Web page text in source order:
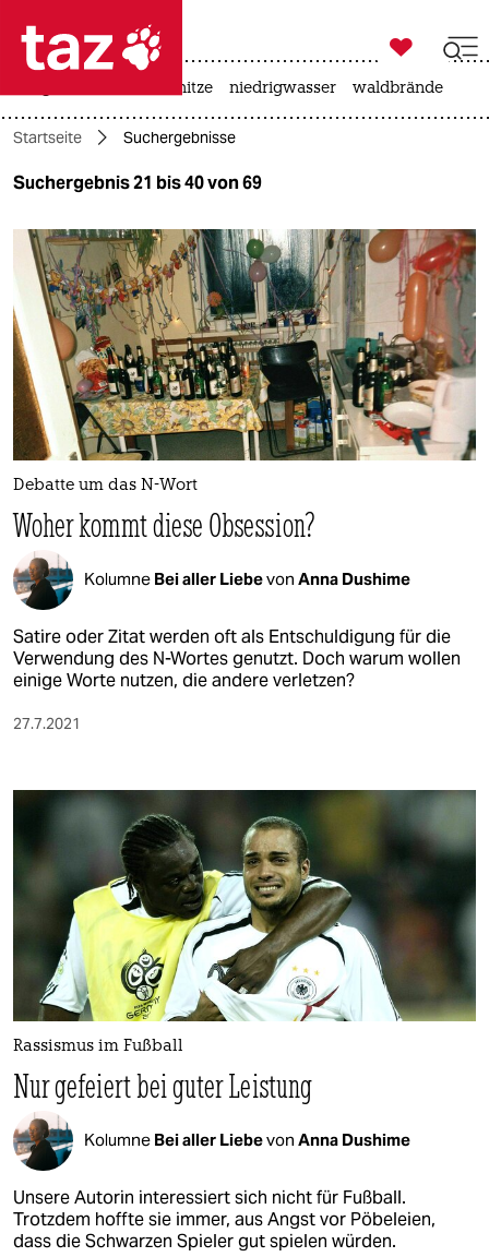
 taz zahl ich
taz zahl ich
themen
politik
öko
gesellschaft
kultur
sport
berlin
nord
wahrheit
verlag
verlag
veranstaltungen
fragen & hilfe
unterstützen
abo
genossenschaft
epaper login

taz zahl ich
hitze niedrigwasser waldbrände
Startseite Suchergebnisse
Suchergebnis 21 bis 40 von 69
Debatte um das N-Wort
Woher kommt diese Obsession?
Kolumne Bei aller Liebevon Anna Dushime
Satire oder Zitat werden oft als Entschuldigung für die
Verwendung des N-Wortes genutzt. Doch warum wollen
einige Worte nutzen, die andere verletzen?
27.7.2021
Rassismus im Fußball
Nur gefeiert bei guter Leistung
Kolumne Bei aller Liebevon Anna Dushime
Unsere Autorin interessiert sich nicht für Fußball.
Trotzdem hoffte sie immer, aus Angst vor Pöbeleien,
dass die Schwarzen Spieler gut spielen würden.